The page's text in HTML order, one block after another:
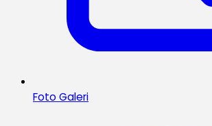
Foto Galeri